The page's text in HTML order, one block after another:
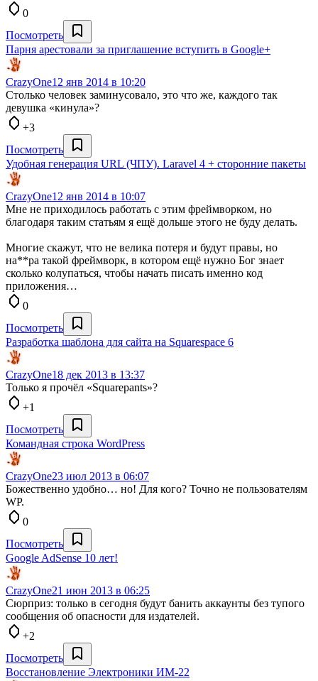
0
Посмотреть
Парня арестовали за приглашение вступить в Google+
CrazyOne12 янв 2014 в 10:20
Столько человек заминусовало, это что же, каждого так
девушка «кинула»?
+3
Посмотреть
Удобная генерация URL (ЧПУ). Laravel 4 + сторонние пакеты
CrazyOne12 янв 2014 в 10:07
Мне не приходилось работать с этим фреймворком, но
благодаря таким статьям я ещё дольше этого не буду делать.
Многие скажут, что не велика потеря и будут правы, но
на**ра такой фреймворк, в котором ещё нужно Бог знает
сколько колупаться, чтобы начать писать именно код
приложения…
0
Посмотреть
Разработка шаблона для сайта на Squarespace 6
CrazyOne18 дек 2013 в 13:37
Только я прочёл «Squarepants»?
+1
Посмотреть
Командная строка WordPress
CrazyOne23 июл 2013 в 06:07
Божественно удобно… но! Для кого? Точно не пользователям
WP.
0
Посмотреть
Google AdSense 10 лет!
CrazyOne21 июн 2013 в 06:25
Сюрприз: только в сегодня будут банить аккаунты без тупого
сообщения об опасности для издателей.
+2
Посмотреть
Восстановление Электроники ИМ-22